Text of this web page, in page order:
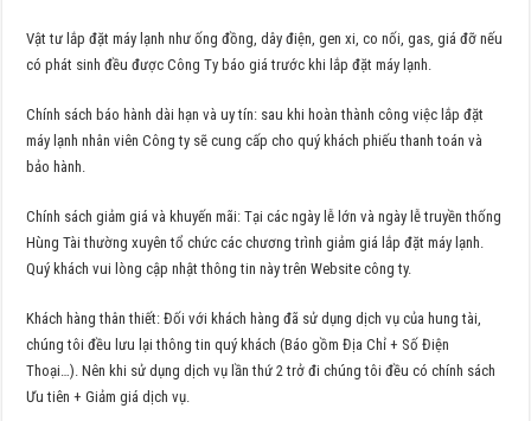
Vật tư lắp đặt máy lạnh như ống đồng, dây điện, gen xi, co nối, gas, giá đỡ nếu
có phát sinh đều được Công Ty báo giá trước khi lắp đặt máy lạnh.
Chính sách báo hành dài hạn và uy tín: sau khi hoàn thành công việc lắp đặt
máy lạnh nhân viên Công ty sẽ cung cấp cho quý khách phiếu thanh toán và
bảo hành.
Chính sách giảm giá và khuyến mãi: Tại các ngày lễ lớn và ngày lễ truyền thống
Hùng Tài thường xuyên tổ chức các chương trình giảm giá lắp đặt máy lạnh.
Quý khách vui lòng cập nhật thông tin này trên Website công ty.
Khách hàng thân thiết: Đối với khách hàng đã sử dụng dịch vụ của hung tài,
chúng tôi đều lưu lại thông tin quý khách (Báo gồm Địa Chỉ + Số Điện
Thoại…). Nên khi sử dụng dịch vụ lần thứ 2 trở đi chúng tôi đều có chính sách
Ưu tiên + Giảm giá dịch vụ.